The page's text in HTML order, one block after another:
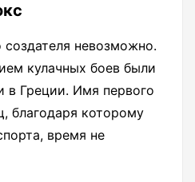
создателя невозможно.
кулачных боев были
в Греции. Имя первого
благодаря которому
время не